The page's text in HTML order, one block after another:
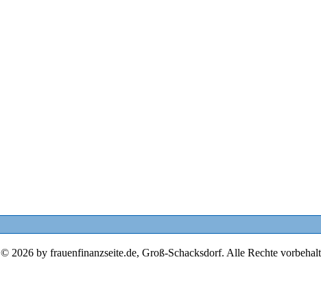
© 2026 by frauenfinanzseite.de, Groß-Schacksdorf. Alle Rechte